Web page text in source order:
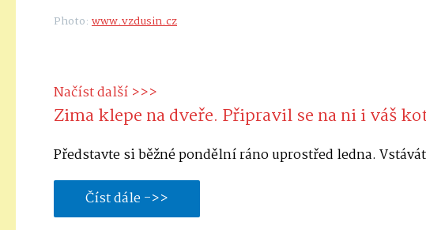
Photo: www.vzdusin.cz
Zima klepe na dveře. Připravil se na ni i váš
Představte si běžné pondělní ráno uprostřed ledna.
Číst dále ->>
Načíst další >>>